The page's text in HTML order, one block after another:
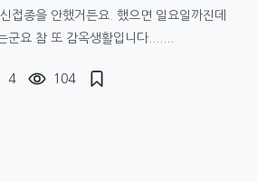
접종을 안했거든요. 했으면 일요일까진데
군요 참 또 감옥생활입니다.......
4 104